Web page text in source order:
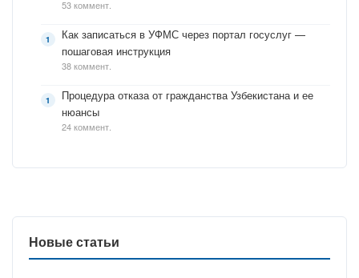
53 коммент.
Как записаться в УФМС через портал госуслуг —
пошаговая инструкция
38 коммент.
Процедура отказа от гражданства Узбекистана и ее
нюансы
24 коммент.
Новые статьи